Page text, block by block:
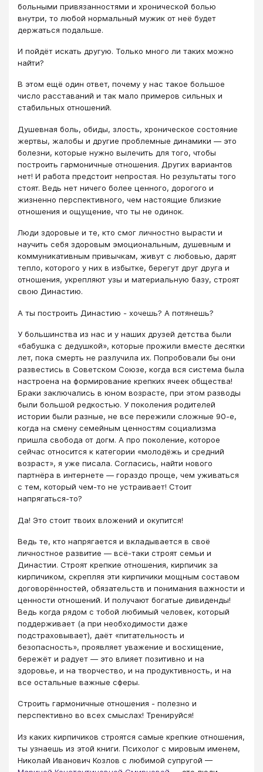
больными привязанностями и хронической болью
внутри, то любой нормальный мужик от неё будет
держаться подальше.
И пойдёт искать другую. Только много ли таких можно
найти?
В этом ещё один ответ, почему у нас такое большое
число расставаний и так мало примеров сильных и
стабильных отношений.
Душевная боль, обиды, злость, хроническое состояние
жертвы, жалобы и другие проблемные динамики — это
болезни, которые нужно вылечить для того, чтобы
построить гармоничные отношения. Других вариантов
нет! И работа предстоит непростая. Но результаты того
стоят. Ведь нет ничего более ценного, дорогого и
жизненно перспективного, чем настоящие близкие
отношения и ощущение, что ты не одинок.
Люди здоровые и те, кто смог личностно вырасти и
научить себя здоровым эмоциональным, душевным и
коммуникативным привычкам, живут с любовью, дарят
тепло, которого у них в избытке, берегут друг друга и
отношения, укрепляют узы и материальную базу, строят
свою Династию.
А ты построить Династию - хочешь? А потянешь?
У большинства из нас и у наших друзей детства были
«бабушка с дедушкой», которые прожили вместе десятки
лет, пока смерть не разлучила их. Попробовали бы они
развестись в Советском Союзе, когда вся система была
настроена на формирование крепких ячеек общества!
Браки заключались в юном возрасте, при этом разводы
были большой редкостью. У поколения родителей
истории были разные, не все пережили сложные 90-е,
когда на смену семейным ценностям социализма
пришла свобода от догм. А про поколение, которое
сейчас относится к категории «молодёжь и средний
возраст», я уже писала. Согласись, найти нового
партнёра в интернете — гораздо проще, чем уживаться
с тем, который чем-то не устраивает! Стоит
напрягаться-то?
Да! Это стоит твоих вложений и окупится!
Ведь те, кто напрягается и вкладывается в своё
личностное развитие — всё-таки строят семьи и
Династии. Строят крепкие отношения, кирпичик за
кирпичиком, скрепляя эти кирпичики мощным составом
договорённостей, обязательств и понимания важности и
ценности отношений. И получают богатые дивиденды!
Ведь когда рядом с тобой любимый человек, который
поддерживает (а при необходимости даже
подстраховывает), даёт «питательность и
безопасность», проявляет уважение и восхищение,
бережёт и радует — это влияет позитивно и на
здоровье, и на творчество, и на продуктивность, и на
все остальные важные сферы.
Строить гармоничные отношения - полезно и
перспективно во всех смыслах! Тренируйся!
Из каких кирпичиков строятся самые крепкие отношения,
ты узнаешь из этой книги. Психолог с мировым именем,
Николай Иванович Козлов с любимой супругой —